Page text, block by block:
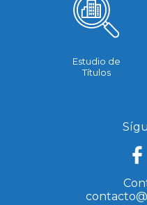
Estudio de
Títulos